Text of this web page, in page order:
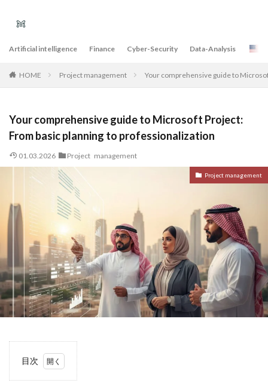
Artificial intelligence Finance Cyber-Security Data-Analysis
HOME Project management Your comprehensive guide to
Your comprehensive guide to Microsoft Project:
From basic planning to professionalization
01.03.2026 Project management
Project management
目次